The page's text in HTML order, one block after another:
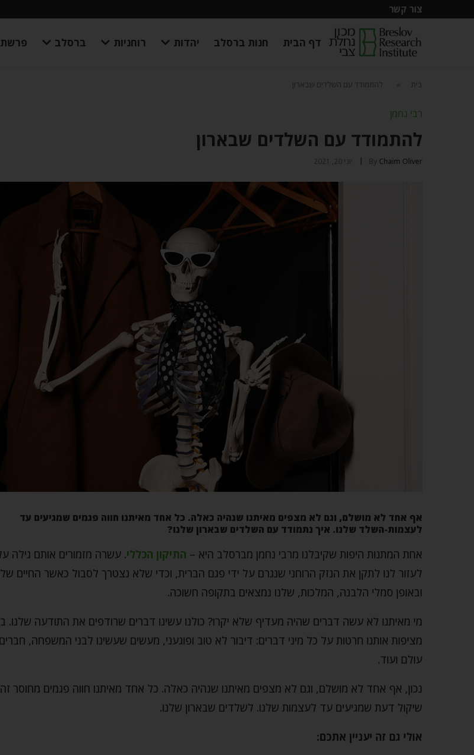
צור קשר
דף הבית חנות ברסלב יהדות רוחניות ברסלב
בית להתמודד עם השלדים שבארון
רבי נחמן
להתמודד עם השלדים שבארון
By Chaim Oliver יוני 20, 2021
אף אחד לא מושלם, וגם לא מצפים מאיתנו שנהיה כאלה. כל אחד מאיתנו חווה פגמים שמגיעים עד
לעצמות-השלד שלנו. איך נתמודד עם השלדים שבארון שלנו?
אחת המתנות היפות שקיבלנו מרבי נחמן מברסלב היא – התיקון הכללי. עשרה מזמורים אותם גילה
לעזור לנו לתקן את הנזק הרוחני שנגרם על ידי פגם הברית, וכדי שלא נצטרך לסבול כאשר החיים
ובאופן סמלי הלבנה, המלכות, שלנו נמצאים בתקופה חשוכה.
מי מאיתנו לא עשה דברים שהיה מעדיף שלא יקרו? כולנו עשינו דברים שרודפים את התודעה שלנו.
מציפות אותנו חרטות על כל מיני דברים: דיבור לא טוב ופוגעני, מעשים שעשינו לבני המשפחה,
עולם ועוד.
נכון, אף אחד לא מושלם, וגם לא מצפים מאיתנו שנהיה כאלה. כל אחד מאיתנו חווה פגמים מחוסר
שיקול דעת שמגיעים עד לעצמות שלנו. לשלדים שבארון שלנו.
אולי גם זה יעניין אתכם: